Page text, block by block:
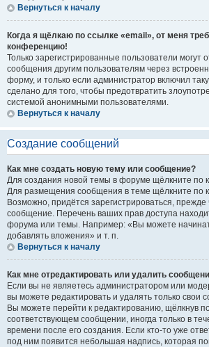
Вернуться к началу
Когда я щёлкаю по ссылке «email», от меня
конференцию!
Только зарегистрированные пользователи могут
сообщения другим пользователям через
форму, и только если администратор включил
сделано для того, чтобы предотвратить
системой анонимными пользователями.
Вернуться к началу
Создание сообщений
Как мне создать новую тему или сообщение?
Для создания новой темы в форуме щёлкните по
Для размещения сообщения в теме щёлкните по
Возможно, придётся зарегистрироваться, прежде
сообщение. Перечень ваших прав доступа
форума или темы. Например: «Вы можете
добавлять вложения» и т. п.
Вернуться к началу
Как мне отредактировать или удалить
Если вы не являетесь администратором или
вы можете редактировать и удалять только свои
Вы можете перейти к редактированию, щёлкнув
соответствующем сообщении, иногда только в
времени после его создания. Если кто-то уже
под ним появится небольшая надпись, которая